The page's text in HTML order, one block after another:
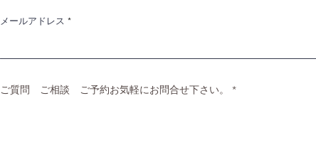
メールアドレス
ご質問 ご相談 ご予約お気軽にお問合せ下さい。